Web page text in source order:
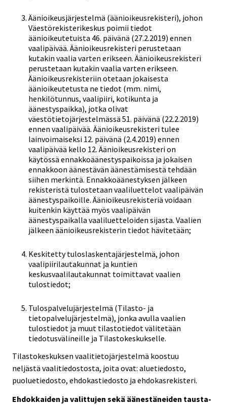
Äänioikeusjärjestelmä (äänioikeusrekisteri), johon
Väestörekisterikeskus poimii tiedot
äänioikeutetuista 46. päivänä (27.2.2019) ennen
vaalipäivää. Äänioikeusrekisteri perustetaan
kutakin vaalia varten erikseen. Äänioikeusrekisteri
perustetaan kutakin vaalia varten erikseen.
Äänioikeusrekisteriin otetaan jokaisesta
äänioikeutetusta ne tiedot (mm. nimi,
henkilötunnus, vaalipiiri, kotikunta ja
äänestyspaikka), jotka olivat
väestötietojärjestelmässä 51. päivänä (22.2.2019)
ennen vaalipäivää. Äänioikeusrekisteri tulee
lainvoimaiseksi 12. päivänä (2.4.2019) ennen
vaalipäivää kello 12. Äänioikeusrekisteri on
käytössä ennakkoäänestyspaikoissa ja jokaisen
ennakkoon äänestävän äänestämisestä tehdään
siihen merkintä. Ennakkoäänestyksen jälkeen
rekisteristä tulostetaan vaaliluettelot vaalipäivän
äänestyspaikoille. Äänioikeusrekisteriä voidaan
kuitenkin käyttää myös vaalipäivän
äänestyspaikalla vaaliluetteloiden sijasta. Vaalien
jälkeen äänioikeusrekisterin tiedot hävitetään;
Keskitetty tuloslaskentajärjestelmä, johon
vaalipiirilautakunnat ja kuntien
keskusvaalilautakunnat toimittavat vaalien
tulostiedot;
Tulospalvelujärjestelmä (Tilasto- ja
tietopalvelujärjestelmä), jonka avulla vaalien
tulostiedot ja muut tilastotiedot välitetään
tiedotusvälineille ja Tilastokeskukselle.
Tilastokeskuksen vaalitietojärjestelmä koostuu
neljästä vaalitiedostosta, joita ovat: aluetiedosto,
puoluetiedosto, ehdokastiedosto ja ehdokasrekisteri.
Ehdokkaiden ja valittujen sekä äänestäneiden tausta-